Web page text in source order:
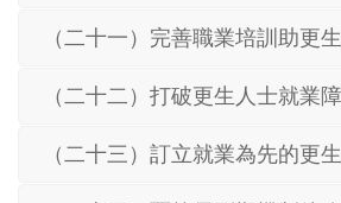
（二十一）完善職業培訓助更生
（二十二）打破更生人士就業
（二十三）訂立就業為先的更